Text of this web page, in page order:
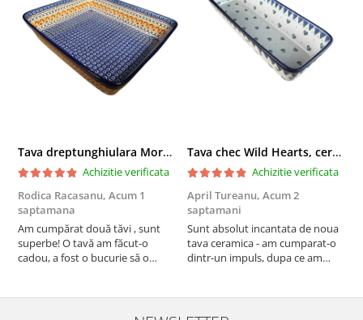
Tava dreptunghiulara Morning Sunrise, ceramica smaltuita, pictata manual, 27,0 X 32, 5 cm
Achizitie verificata
Rodica Racasanu, Acum 1
saptamana
Am cumpărat două tăvi , sunt
superbe! O tavă am făcut-o
cadou, a fost o bucurie să o
este o plăcere să o folosim, are
Tava chec Wild Hearts, ceramica smaltuita, pictata manual, 31,0 X 12,0 cm
Achizitie verificata
April Tureanu, Acum 2
saptamani
Sunt absolut incantata de noua
tava ceramica - am cumparat-o
dintr-un impuls, dupa ce am
pete de rugina dupa spalare.
Aceasta ma va scapa de aceasta